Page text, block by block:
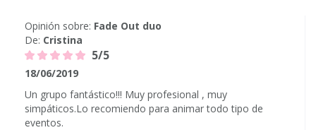
Opinión sobre: Fade Out duo
De: Cristina
5/5
18/06/2019
Un grupo fantástico!!! Muy profesional , muy
simpáticos.Lo recomiendo para animar todo tipo de
eventos.